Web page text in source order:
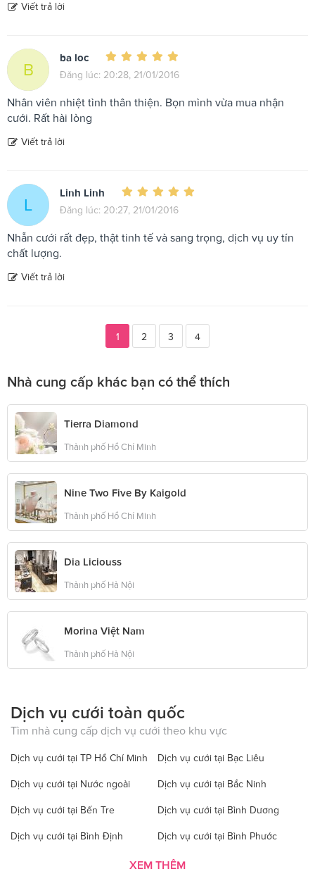
Viết trả lời
B
ba loc
Đăng lúc: 20:28, 21/01/2016
Nhân viên nhiệt tình thân thiện. Bọn mình vừa mua nhận
cưới. Rất hài lòng
Viết trả lời
L
Linh Linh
Đăng lúc: 20:27, 21/01/2016
Nhẫn cưới rất đẹp, thật tinh tế và sang trọng, dịch vụ uy tín
chất lượng.
Viết trả lời
1 2 3 4
Nhà cung cấp khác bạn có thể thích
Tierra Diamond
Thành phố Hồ Chí Minh
Nine Two Five By Kaigold
Thành phố Hồ Chí Minh
Dia Liciouss
Thành phố Hà Nội
Morina Việt Nam
Thành phố Hà Nội
Dịch vụ cưới toàn quốc
Tìm nhà cung cấp dịch vụ cưới theo khu vực
Dịch vụ cưới tại TP Hồ Chí Minh Dịch vụ cưới tại Bạc Liêu
Dịch vụ cưới tại Nước ngoài Dịch vụ cưới tại Bắc Ninh
Dịch vụ cưới tại Bến Tre Dịch vụ cưới tại Bình Dương
Dịch vụ cưới tại Bình Định Dịch vụ cưới tại Bình Phước
Dịch vụ cưới tại Bình Thuận Dịch vụ cưới tại Cà Mau
XEM THÊM